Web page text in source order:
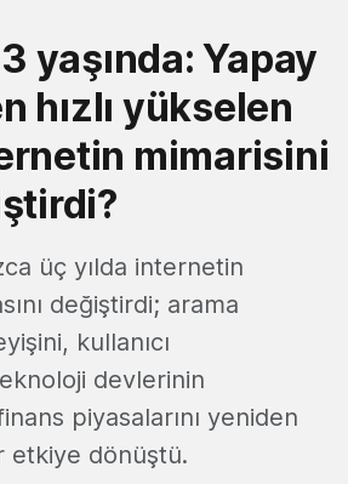
yaşında: Yapay
hızlı yükselen
mimarisini
üç yılda internetin
değiştirdi; arama
kullanıcı
devlerinin
piyasalarını yeniden
etkiye dönüştü.